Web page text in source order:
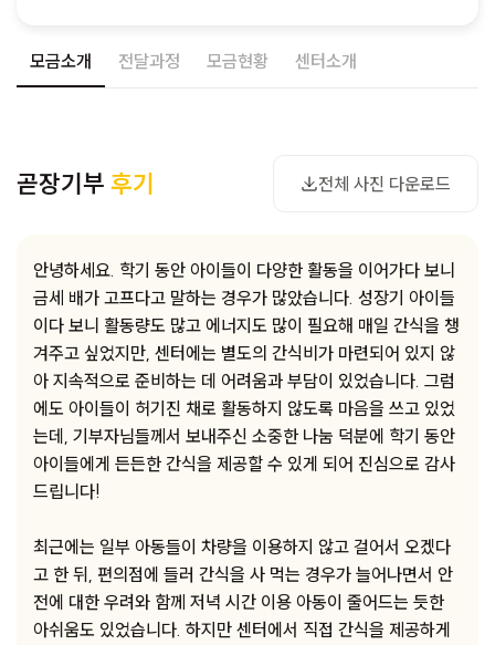
모금소개 전달과정 모금현황 센터소개
곧장기부 후기 전체 사진 다운로드
사진 다운로드
안녕하세요. 학기 동안 아이들이 다양한 활동을 이어가다 보니
금세 배가 고프다고 말하는 경우가 많았습니다. 성장기 아이들
이다 보니 활동량도 많고 에너지도 많이 필요해 매일 간식을 챙
겨주고 싶었지만, 센터에는 별도의 간식비가 마련되어 있지 않
아 지속적으로 준비하는 데 어려움과 부담이 있었습니다. 그럼
에도 아이들이 허기진 채로 활동하지 않도록 마음을 쓰고 있었
는데, 기부자님들께서 보내주신 소중한 나눔 덕분에 학기 동안
아이들에게 든든한 간식을 제공할 수 있게 되어 진심으로 감사
드립니다!
최근에는 일부 아동들이 차량을 이용하지 않고 걸어서 오겠다
고 한 뒤, 편의점에 들러 간식을 사 먹는 경우가 늘어나면서 안
전에 대한 우려와 함께 저녁 시간 이용 아동이 줄어드는 듯한
아쉬움도 있었습니다. 하지만 센터에서 직접 간식을 제공하게